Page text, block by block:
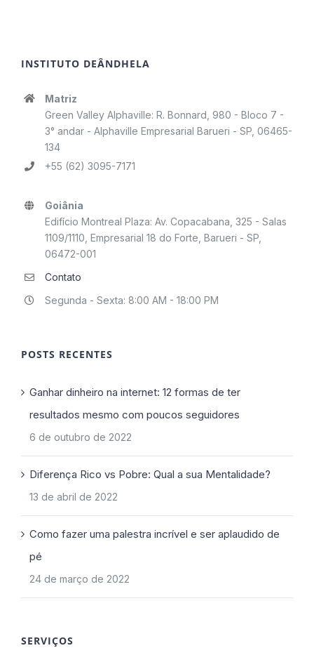
INSTITUTO DEÂNDHELA
Matriz
Green Valley Alphaville: R. Bonnard, 980 - Bloco 7 -
3° andar - Alphaville Empresarial Barueri - SP, 06465-
134
+55 (62) 3095-7171
Goiânia
Edifício Montreal Plaza: Av. Copacabana, 325 - Salas
1109/1110, Empresarial 18 do Forte, Barueri - SP,
06472-001
Contato
Segunda - Sexta: 8:00 AM - 18:00 PM
POSTS RECENTES
Ganhar dinheiro na internet: 12 formas de ter
resultados mesmo com poucos seguidores
6 de outubro de 2022
Diferença Rico vs Pobre: Qual a sua Mentalidade?
13 de abril de 2022
Como fazer uma palestra incrível e ser aplaudido de
pé
24 de março de 2022
SERVIÇOS